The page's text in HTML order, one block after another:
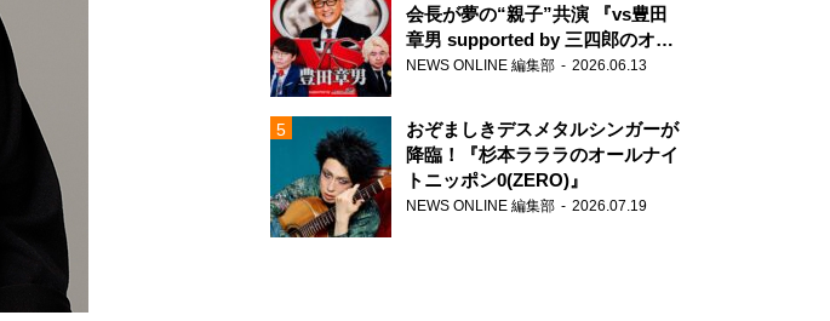
会長が夢の“親子”共演 『vs豊田
章男 supported by 三四郎のオー
ルナイトニッポン0(ZERO)』
NEWS ONLINE 編集部 2026.06.13
おぞましきデスメタルシンガーが
降臨！『杉本ラララのオールナイ
トニッポン0(ZERO)』
NEWS ONLINE 編集部 2026.07.19